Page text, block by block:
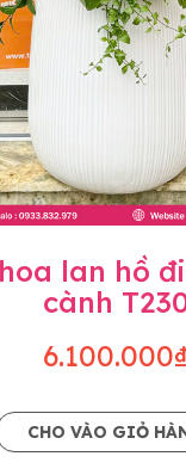
lan hồ
cành
CHO VÀO GIỎ